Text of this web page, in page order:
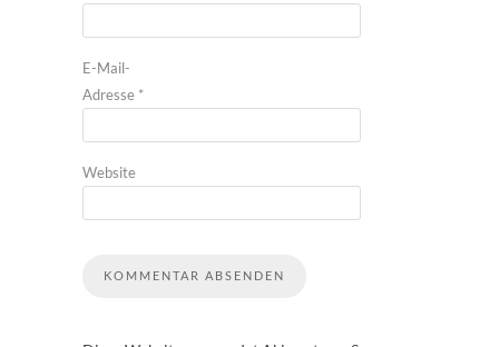
E-Mail-
Adresse *
Website